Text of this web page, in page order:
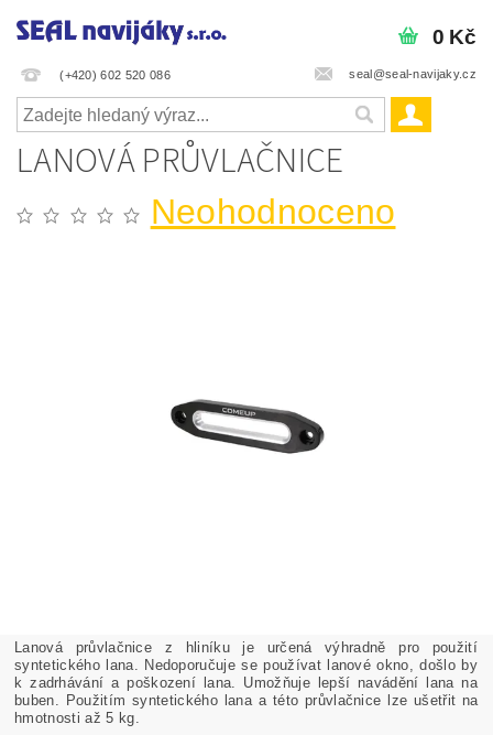
(+420) 602 520 086 seal@seal-navijaky.cz
0 Kč
LANOVÁ PRŮVLAČNICE
Neohodnoceno
Lanová průvlačnice z hliníku je určená výhradně pro použití
syntetického lana. Nedoporučuje se používat lanové okno, došlo by
k zadrhávání a poškození lana. Umožňuje lepší navádění lana na
buben. Použitím syntetického lana a této průvlačnice lze ušetřit na
hmotnosti až 5 kg.